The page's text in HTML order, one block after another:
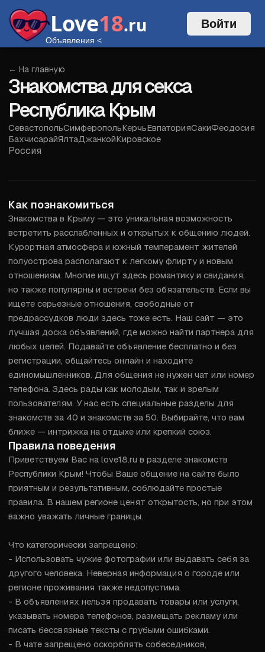
Love18.ru
Объявления <
Войти
← На главную
Знакомства для секса
Республика Крым
СевастопольСимферопольКерчьЕвпаторияСакиФеодосия
БахчисарайЯлтаДжанкойКировское
Россия
Как познакомиться
Знакомства в Крыму — это уникальная возможность
встретить расслабленных и открытых к общению людей.
Курортная атмосфера и южный темперамент жителей
полуострова располагают к легкому флирту и новым
отношениям. Многие ищут здесь романтику и свидания,
но также популярны и встречи без обязательств. Если вы
ищете серьезные отношения, свободные от
предрассудков люди здесь тоже есть. Наш сайт — это
лучшая доска объявлений, где можно найти партнера для
любых целей. Подавайте объявление бесплатно и без
регистрации, общайтесь онлайн и находите
единомышленников. Для общения не нужен чат или номер
телефона. Здесь рады как молодым, так и зрелым
пользователям. У нас есть специальные разделы для
знакомств за 40 и знакомств за 50. Выбирайте, что вам
ближе — интрижка на отдыхе или крепкий союз.
Правила поведения
Приветствуем Вас на love18.ru в разделе знакомств
Республики Крым! Чтобы Ваше общение на сайте было
приятным и результативным, соблюдайте простые
правила. В нашем регионе ценят открытость, но при этом
важно уважать личные границы.
Что категорически запрещено:
- Использовать чужие фотографии или выдавать себя за
другого человека. Неверная информация о городе или
регионе проживания также недопустима.
- В объявлениях нельзя продавать товары или услуги,
указывать номера телефонов, размещать рекламу или
писать бессвязные тексты с грубыми ошибками.
- В чате запрещено оскорблять собеседников,